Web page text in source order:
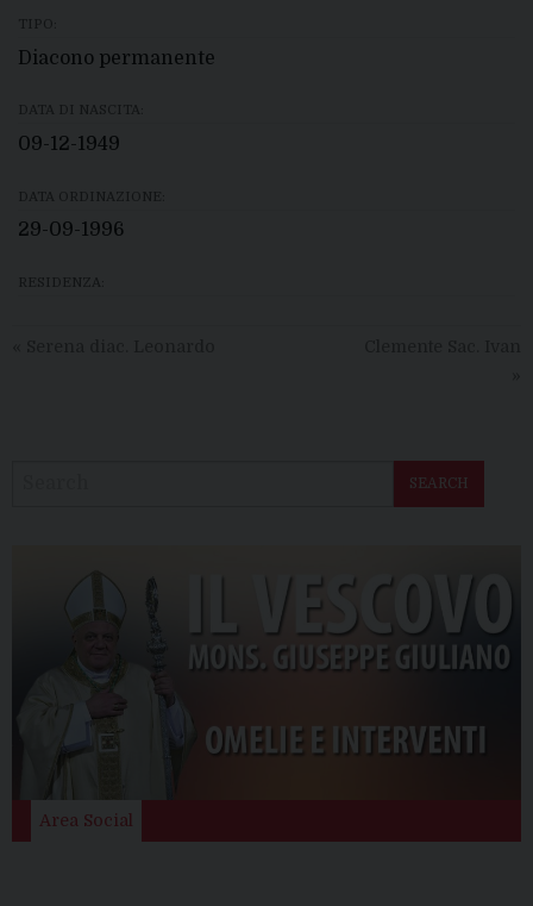
TIPO:
Diacono permanente
DATA DI NASCITA:
09-12-1949
DATA ORDINAZIONE:
29-09-1996
RESIDENZA:
SEARCH
Area Social